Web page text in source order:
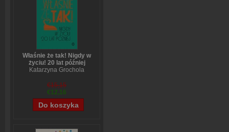
Właśnie że tak! Nigdy w
życiu! 20 lat później
Katarzyna Grochola
€15,15
€12,16